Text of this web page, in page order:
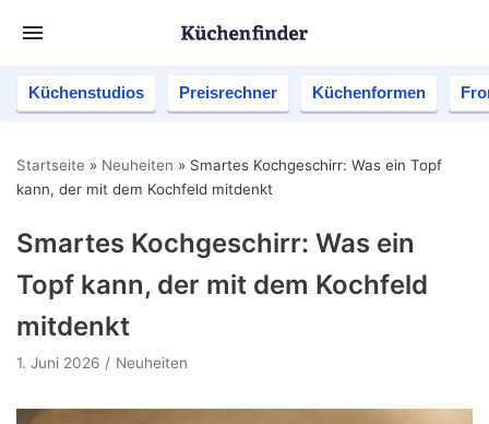
Küchenstudios Preisrechner Küchenformen
Startseite » Neuheiten » Smartes Kochgeschirr: Was ein Topf
kann, der mit dem Kochfeld mitdenkt
Smartes Kochgeschirr: Was ein
Topf kann, der mit dem Kochfeld
mitdenkt
1. Juni 2026 Neuheiten